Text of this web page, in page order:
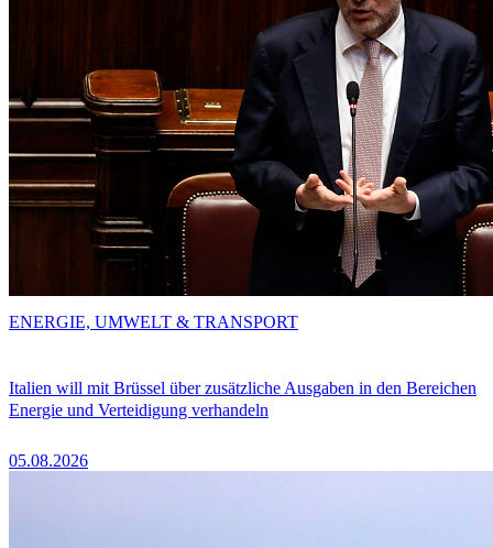
Italien will mit Brüssel über zusätzliche Ausgaben in den Bereichen
Energie und Verteidigung verhandeln
05.08.2026
ENERGIE, UMWELT & TRANSPORT